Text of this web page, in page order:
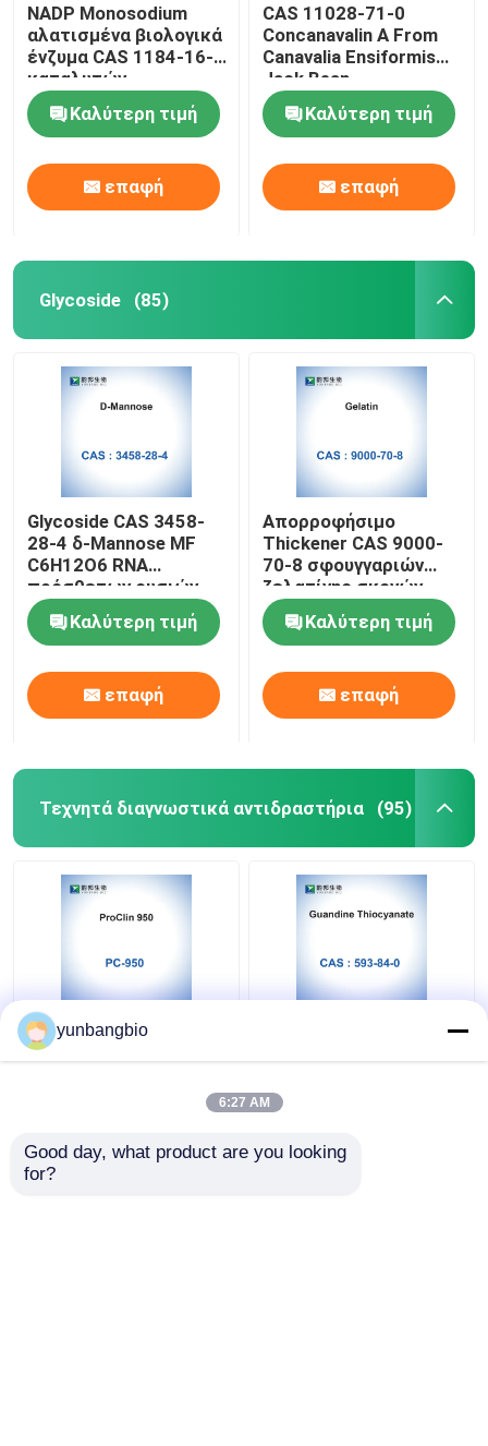
NADP Monosodium
αλατισμένα βιολογικά
ένζυμα CAS 1184-16-3
καταλυτών
Καλύτερη τιμή
επαφή
CAS 11028-71-0
Concanavalin A From
Canavalia Ensiformis
Jack Bean
Καλύτερη τιμή
επαφή
Glycoside (85)
Glycoside CAS 3458-
28-4 δ-Mannose MF
C6H12O6 RNA
πρόσθετων ουσιών
τροφίμων
Καλύτερη τιμή
επαφή
Απορροφήσιμο
Thickener CAS 9000-
70-8 σφουγγαριών
ζελατίνης σκονών
ζελατίνης Teleostean
Καλύτερη τιμή
επαφή
Τεχνητά διαγνωστικά αντιδραστήρια (95)
ProClin 950 PC-950
MIT In Vitro
Molecular Grade
yunbangbio
6:27 AM
Good day, what product are you looking
for?